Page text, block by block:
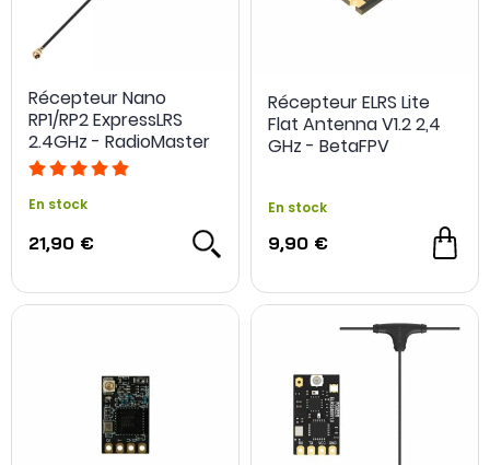
Récepteur Nano
RP1/RP2 ExpressLRS
2.4GHz - RadioMaster
En stock
21,90 €
Récepteur ELRS Lite
Flat Antenna V1.2 2,4
GHz - BetaFPV
En stock
9,90 €